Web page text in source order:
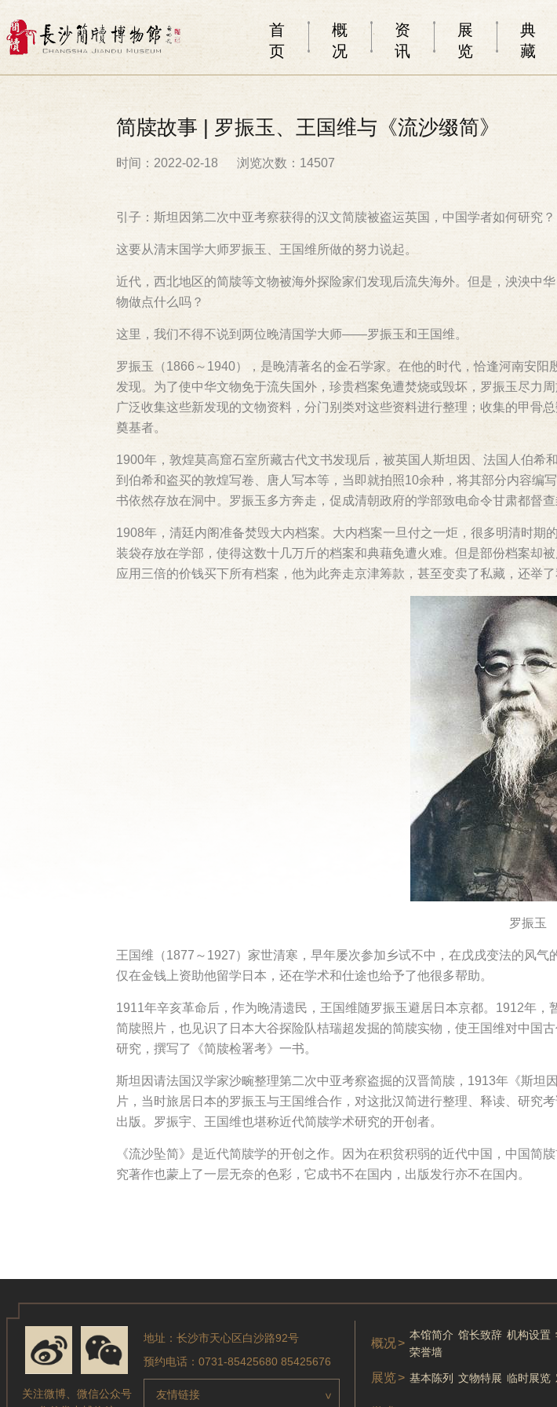
首
页
概
况
资
讯
展
览
典
藏
简牍故事 | 罗振玉、王国维与《流沙缀简》
时间：2022-02-18 浏览次数：14507
引子：斯坦因第二次中亚考察获得的汉文简牍被盗运英国，中国学者如何研究？
这要从清末国学大师罗振玉、王国维所做的努力说起。
近代，西北地区的简牍等文物被海外探险家们发现后流失海外。但是，泱泱中
物做点什么吗？
这里，我们不得不说到两位晚清国学大师——罗振玉和王国维。
罗振玉（1866～1940），是晚清著名的金石学家。在他的时代，恰逢河南安
发现。为了使中华文物免于流失国外，珍贵档案免遭焚烧或毁坏，罗振玉尽力
广泛收集这些新发现的文物资料，分门别类对这些资料进行整理；收集的甲骨
奠基者。
1900年，敦煌莫高窟石室所藏古代文书发现后，被英国人斯坦因、法国人伯
到伯希和盗买的敦煌写卷、唐人写本等，当即就拍照10余种，将其部分内容编
书依然存放在洞中。罗振玉多方奔走，促成清朝政府的学部致电命令甘肃都督
1908年，清廷内阁准备焚毁大内档案。大内档案一旦付之一炬，很多明清时
装袋存放在学部，使得这数十几万斤的档案和典藉免遭火难。但是部份档案却
应用三倍的价钱买下所有档案，他为此奔走京津筹款，甚至变卖了私藏，还举了
罗振玉
王国维（1877～1927）家世清寒，早年屡次参加乡试不中，在戊戌变法的风
仅在金钱上资助他留学日本，还在学术和仕途也给予了他很多帮助。
1911年辛亥革命后，作为晚清遗民，王国维随罗振玉避居日本京都。1912年
简牍照片，也见识了日本大谷探险队桔瑞超发掘的简牍实物，使王国维对中国
研究，撰写了《简牍检署考》一书。
斯坦因请法国汉学家沙畹整理第二次中亚考察盗掘的汉晋简牍，1913年《斯坦
片，当时旅居日本的罗振玉与王国维合作，对这批汉简进行整理、释读、研究
出版。罗振宇、王国维也堪称近代简牍学术研究的开创者。
《流沙坠简》是近代简牍学的开创之作。因为在积贫积弱的近代中国，中国
究著作也蒙上了一层无奈的色彩，它成书不在国内，出版发行亦不在国内。
关注微博、微信公众号
地址：长沙市天心区白沙路92号
预约电话：0731-85425680 85425676
友情链接 >
概况 >
本馆简介 馆长致辞 机构设置
荣誉墙
展览 > 基本陈列 文物特展 临时展览